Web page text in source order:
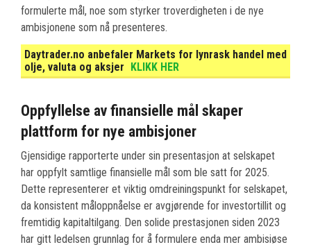
formulerte mål, noe som styrker troverdigheten i de nye
ambisjonene som nå presenteres.
Daytrader.no anbefaler Markets for lynrask handel med
olje, valuta og aksjer
KLIKK HER
Oppfyllelse av finansielle mål skaper
plattform for nye ambisjoner
Gjensidige rapporterte under sin presentasjon at selskapet
har oppfylt samtlige finansielle mål som ble satt for 2025.
Dette representerer et viktig omdreiningspunkt for selskapet,
da konsistent måloppnåelse er avgjørende for investortillit og
fremtidig kapitaltilgang. Den solide prestasjonen siden 2023
har gitt ledelsen grunnlag for å formulere enda mer ambisiøse